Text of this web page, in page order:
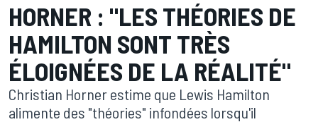
HORNER : "LES THÉORIES DE
HAMILTON SONT TRÈS
ÉLOIGNÉES DE LA RÉALITÉ"
Christian Horner estime que Lewis Hamilton
alimente des "théories" infondées lorsqu'il